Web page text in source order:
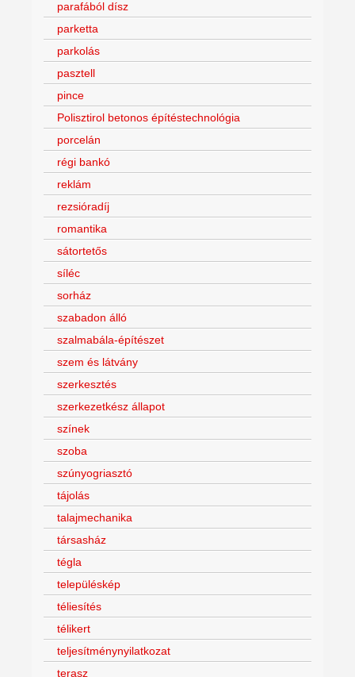
parafából dísz
parketta
parkolás
pasztell
pince
Polisztirol betonos építéstechnológia
porcelán
régi bankó
reklám
rezsióradíj
romantika
sátortetős
síléc
sorház
szabadon álló
szalmabála-építészet
szem és látvány
szerkesztés
szerkezetkész állapot
színek
szoba
szúnyogriasztó
tájolás
talajmechanika
társasház
tégla
településkép
téliesítés
télikert
teljesítménynyilatkozat
terasz